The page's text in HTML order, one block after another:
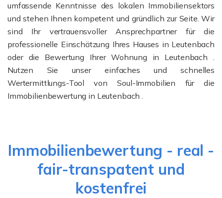
umfassende Kenntnisse des lokalen Immobiliensektors
und stehen Ihnen kompetent und gründlich zur Seite. Wir
sind Ihr vertrauensvoller Ansprechpartner für die
professionelle Einschätzung Ihres Hauses in Leutenbach
oder die Bewertung Ihrer Wohnung in Leutenbach .
Nutzen Sie unser einfaches und schnelles
Wertermittlungs-Tool von Soul-Immobilien für die
Immobilienbewertung in Leutenbach .
Immobilienbewertung - real -
fair-transpatent und
kostenfrei